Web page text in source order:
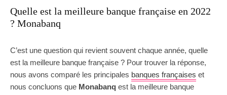
Quelle est la meilleure banque française en 2022
? Monabanq
C’est une question qui revient souvent chaque année, quelle
est la meilleure banque française ? Pour trouver la réponse,
nous avons comparé les principales banques françaises et
nous concluons que Monabanq est la meilleure banque